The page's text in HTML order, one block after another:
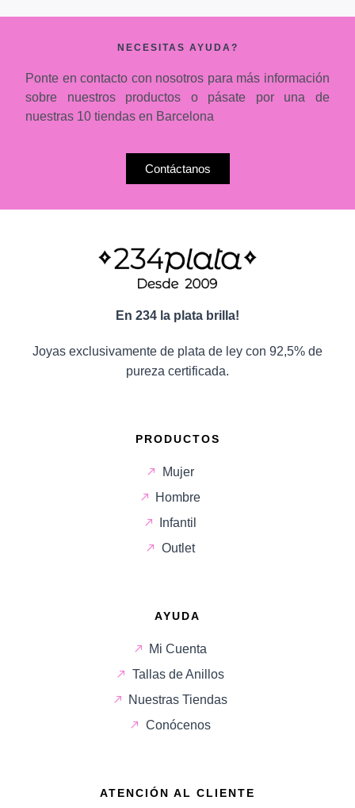
NECESITAS AYUDA?
Ponte en contacto con nosotros para más información
sobre nuestros productos o pásate por una de
nuestras 10 tiendas en Barcelona
Contáctanos
En 234 la plata brilla!
Joyas exclusivamente de plata de ley con 92,5% de
pureza certificada.
PRODUCTOS
Mujer
Hombre
Infantil
Outlet
AYUDA
Mi Cuenta
Tallas de Anillos
Nuestras Tiendas
Conócenos
ATENCIÓN AL CLIENTE